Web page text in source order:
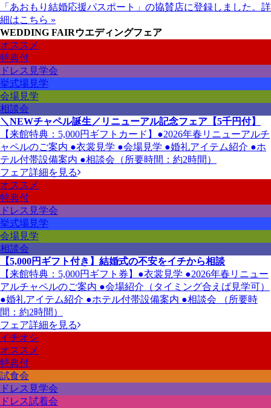
「あおもり結婚応援パスポート」の協賛店に登録しました。 詳
細はこちら »
WEDDING FAIRウエディングフェア
オススメ
特典付
ドレス見学会
挙式場見学
会場見学
相談会
＼NEWチャペル誕生／リニューアル記念フェア【5千円付】
【来館特典：5,000円ギフトカード】●2026年春リニューアルチ
ャペルのご案内 ●衣裳見学 ●会場見学 ●婚礼アイテム紹介 ●ホ
テル付帯設備案内 ●相談会（所要時間：約2時間）
フェア詳細を見る
オススメ
特典付
ドレス見学会
挙式場見学
会場見学
相談会
【5,000円ギフト付き】結婚式の不安をイチから相談
【来館特典：5,000円ギフト券】●衣裳見学 ●2026年春リニュー
アルチャペルのご案内 ●会場紹介（タイミング合えば見学可）
●婚礼アイテム紹介 ●ホテル付帯設備案内 ●相談会 （所要時
間：約2時間）
フェア詳細を見る
イチオシ
オススメ
特典付
試食会
ドレス見学会
ドレス試着会